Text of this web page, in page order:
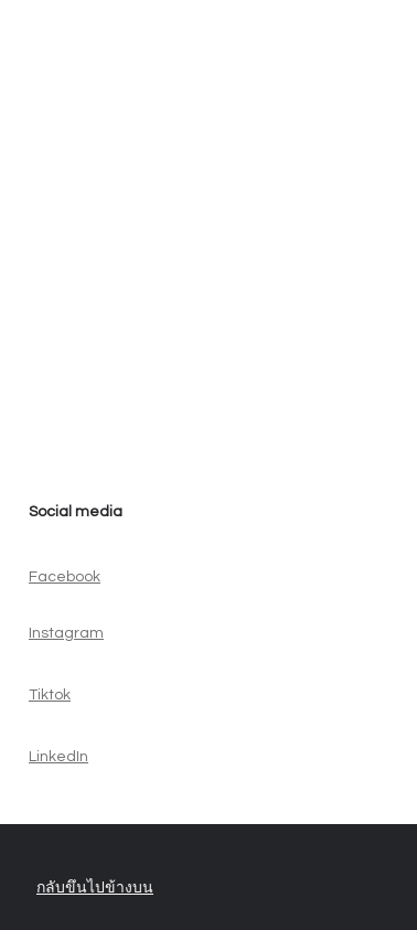
Social media
Facebook
Instagram
Tiktok
LinkedIn
กลับขึนไปข้างบน